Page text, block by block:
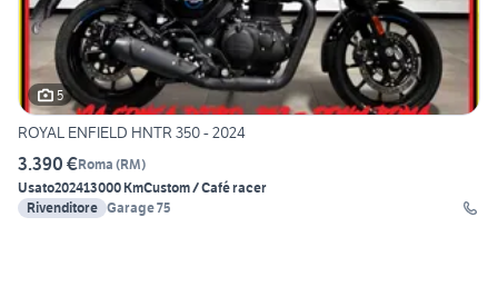
5
ROYAL ENFIELD HNTR 350 - 2024
3.390 €Roma (RM)
Usato202413000 KmCustom / Café racer
Rivenditore Garage 75